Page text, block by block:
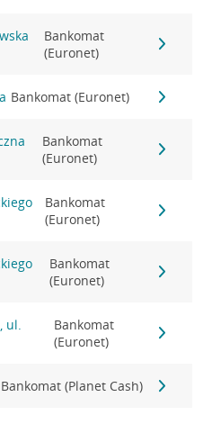
Bankomat
(Euronet)
Bankomat (Euronet)
Bankomat
(Euronet)
Bankomat
(Euronet)
Bankomat
(Euronet)
ul.
Bankomat
(Euronet)
Bankomat (Planet Cash)